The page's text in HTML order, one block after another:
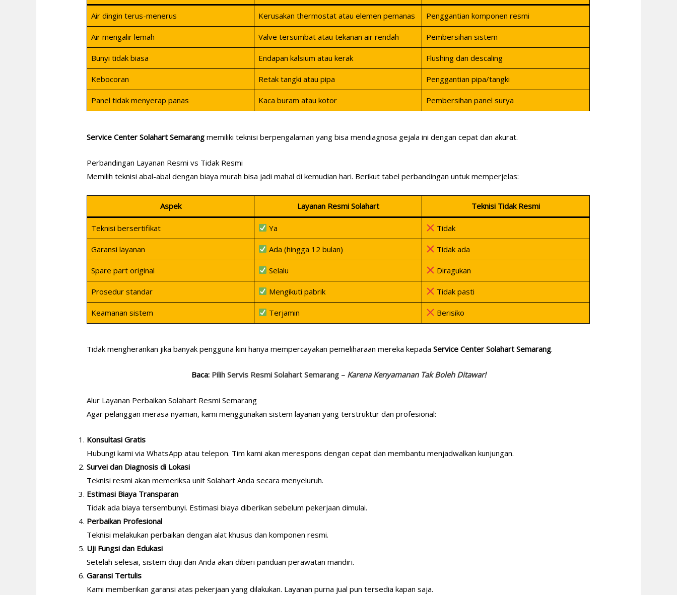
Air dingin terus-menerus Kerusakan thermostat atau elemen pemanas Penggantian komponen resmi
Air mengalir lemah Valve tersumbat atau tekanan air rendah Pembersihan sistem
Bunyi tidak biasa Endapan kalsium atau kerak Flushing dan descaling
Kebocoran Retak tangki atau pipa Penggantian pipa/tangki
Panel tidak menyerap panas Kaca buram atau kotor Pembersihan panel surya
Service Center Solahart Semarang memiliki teknisi berpengalaman yang bisa mendiagnosa gejala ini dengan cepat dan akurat.
Perbandingan Layanan Resmi vs Tidak Resmi
Memilih teknisi abal-abal dengan biaya murah bisa jadi mahal di kemudian hari. Berikut tabel perbandingan untuk memperjelas:
Aspek Layanan Resmi Solahart Teknisi Tidak Resmi
Teknisi bersertifikat Ya Tidak
Garansi layanan Ada (hingga 12 bulan) Tidak ada
Spare part original Selalu Diragukan
Prosedur standar Mengikuti pabrik Tidak pasti
Keamanan sistem Terjamin Berisiko
Tidak mengherankan jika banyak pengguna kini hanya mempercayakan pemeliharaan mereka kepadaService Center Solahart Semarang.
Baca: Pilih Servis Resmi Solahart Semarang – Karena Kenyamanan Tak Boleh Ditawar!
Alur Layanan Perbaikan Solahart Resmi Semarang
Agar pelanggan merasa nyaman, kami menggunakan sistem layanan yang terstruktur dan profesional:
Konsultasi Gratis
Hubungi kami via WhatsApp atau telepon. Tim kami akan merespons dengan cepat dan membantu menjadwalkan kunjungan.
Survei dan Diagnosis di Lokasi
Teknisi resmi akan memeriksa unit Solahart Anda secara menyeluruh.
Estimasi Biaya Transparan
Tidak ada biaya tersembunyi. Estimasi biaya diberikan sebelum pekerjaan dimulai.
Perbaikan Profesional
Teknisi melakukan perbaikan dengan alat khusus dan komponen resmi.
Uji Fungsi dan Edukasi
Setelah selesai, sistem diuji dan Anda akan diberi panduan perawatan mandiri.
Garansi Tertulis
Kami memberikan garansi atas pekerjaan yang dilakukan. Layanan purna jual pun tersedia kapan saja.